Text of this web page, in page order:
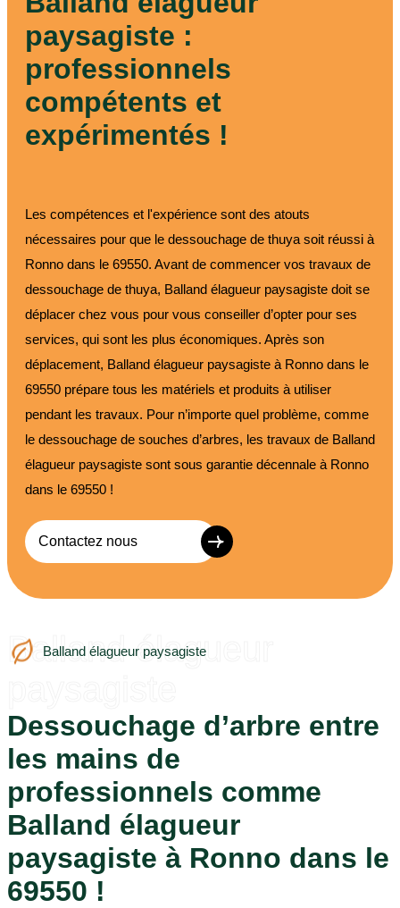
paysagiste :
professionnels
compétents et
expérimentés !
Les compétences et l'expérience sont des atouts
nécessaires pour que le dessouchage de thuya soit réussi à
Ronno dans le 69550. Avant de commencer vos travaux de
dessouchage de thuya, Balland élagueur paysagiste doit se
déplacer chez vous pour vous conseiller d’opter pour ses
services, qui sont les plus économiques. Après son
déplacement, Balland élagueur paysagiste à Ronno dans le
69550 prépare tous les matériels et produits à utiliser
pendant les travaux. Pour n’importe quel problème, comme
le dessouchage de souches d’arbres, les travaux de Balland
élagueur paysagiste sont sous garantie décennale à Ronno
dans le 69550 !
Contactez nous
Balland élagueur paysagiste
Balland élagueur
Dessouchage d’arbre entre
les mains de
professionnels comme
Balland élagueur
paysagiste à Ronno dans le
69550 !